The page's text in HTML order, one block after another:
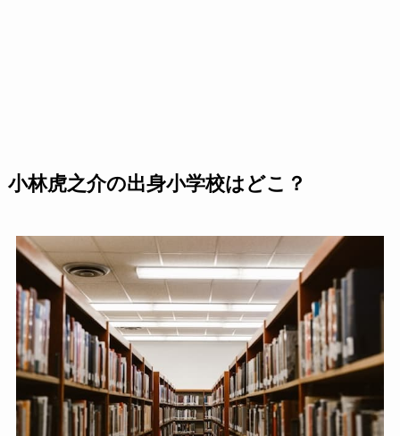
小林虎之介の出身小学校はどこ？